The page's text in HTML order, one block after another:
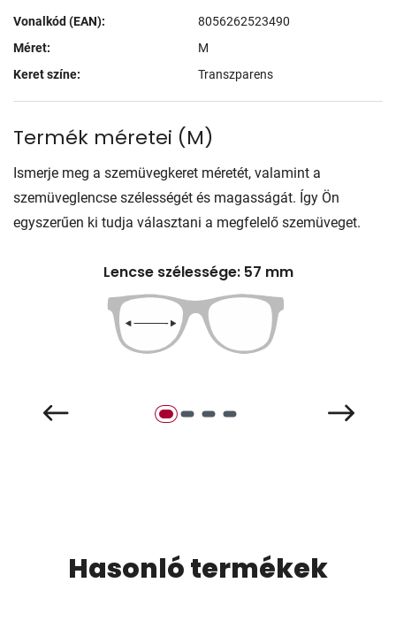
Vonalkód (EAN):
8056262523490
Méret:
M
Keret színe:
Transzparens
Termék méretei (M)
Ismerje meg a szemüvegkeret méretét, valamint a
szemüveglencse szélességét és magasságát. Így Ön
egyszerűen ki tudja választani a megfelelő szemüveget.
Lencse szélessége: 57 mm
Hasonló termékek